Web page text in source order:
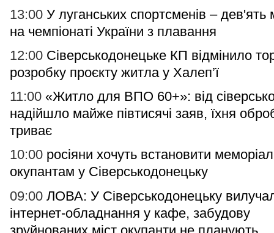
13:00 У луганських спортсменів –
на чемпіонаті України з плавання
12:00 Сіверськодонецьке КП відмінило
розробку проєкту житла у Халеп’ї
11:00 «Житло для ВПО 60+»: від
надійшло майже півтисячі заяв, їхня
триває
10:00 росіяни хочуть встановити меморіал
окупантам у Сіверськодонецьку
09:00 ЛОВА: У Сіверськодонецьку
інтернет-обладнання у кафе, забудову